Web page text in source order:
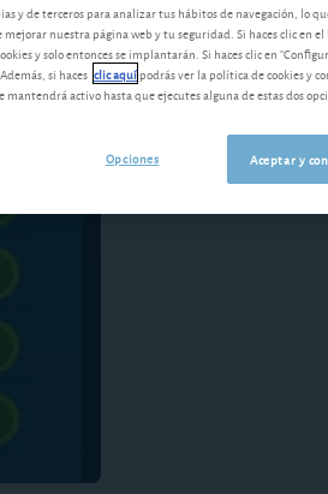
Aprobada la
Vea desde qué
de pago, tras la
y de terceros para analizar tus hábitos de navegación, lo
nuestra página web y tu seguridad. Si haces clic en el
y solo entonces se implantarán. Si haces clic en
si haces clic aquípodrás ver la política de cookies y
mantendrá activo hasta que ejecutes alguna de estas dos
Aceptar y
Opciones